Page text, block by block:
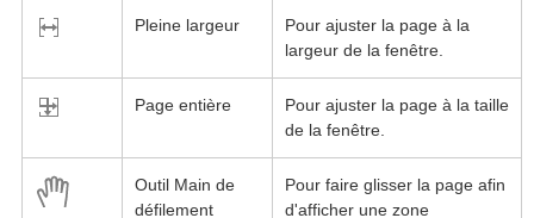
Pleine largeur
Pour ajuster la page à la
largeur de la fenêtre.
Page entière
Pour ajuster la page à la taille
de la fenêtre.
Outil Main de
défilement
Pour faire glisser la page afin
d'afficher une zone